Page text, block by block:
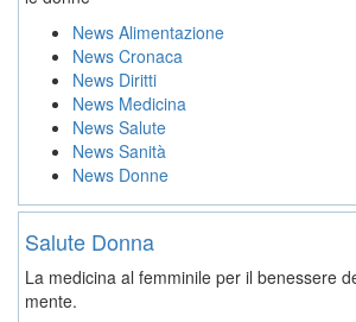
News Alimentazione
News Cronaca
News Diritti
News Medicina
News Salute
News Sanità
News Donne
Salute Donna
La medicina al femminile per il benessere
mente.